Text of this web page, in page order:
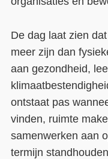
De dag laat zien
meer zijn dan
aan gezondheid,
ontstaat pas
vinden, ruimte
samenwerken aan
termijn